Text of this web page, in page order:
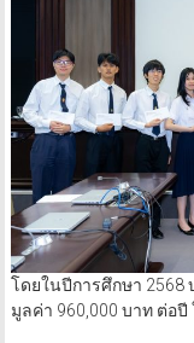
โดยในปีการศึกษา 2568
มูลค่า 960,000 บาท ต่อ